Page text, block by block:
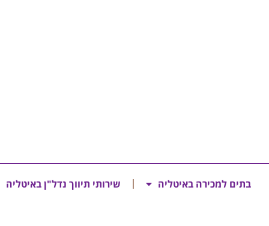
בתים למכירה באיטליה שירותי תיווך נדל"ן באיטליה